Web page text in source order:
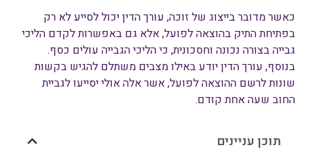
כאשר מדובר בייצוג של זוכה, עורך הדין יכול לסייע לא רק
בפתיחת התיק בהוצאה לפועל, אלא גם באפשרות לקדם הליכי
גבייה בצורה נכונה וחסכונית, כי הליכי הגבייה עולים כסף.
בנוסף, עורך הדין יודע באילו מצבים משתלם להגיש בקשות
שונות לרשם ההוצאה לפועל, אשר אלה אולי יסייעו לגביית
החוב שעה אחת קודם.
תוכן עניינים